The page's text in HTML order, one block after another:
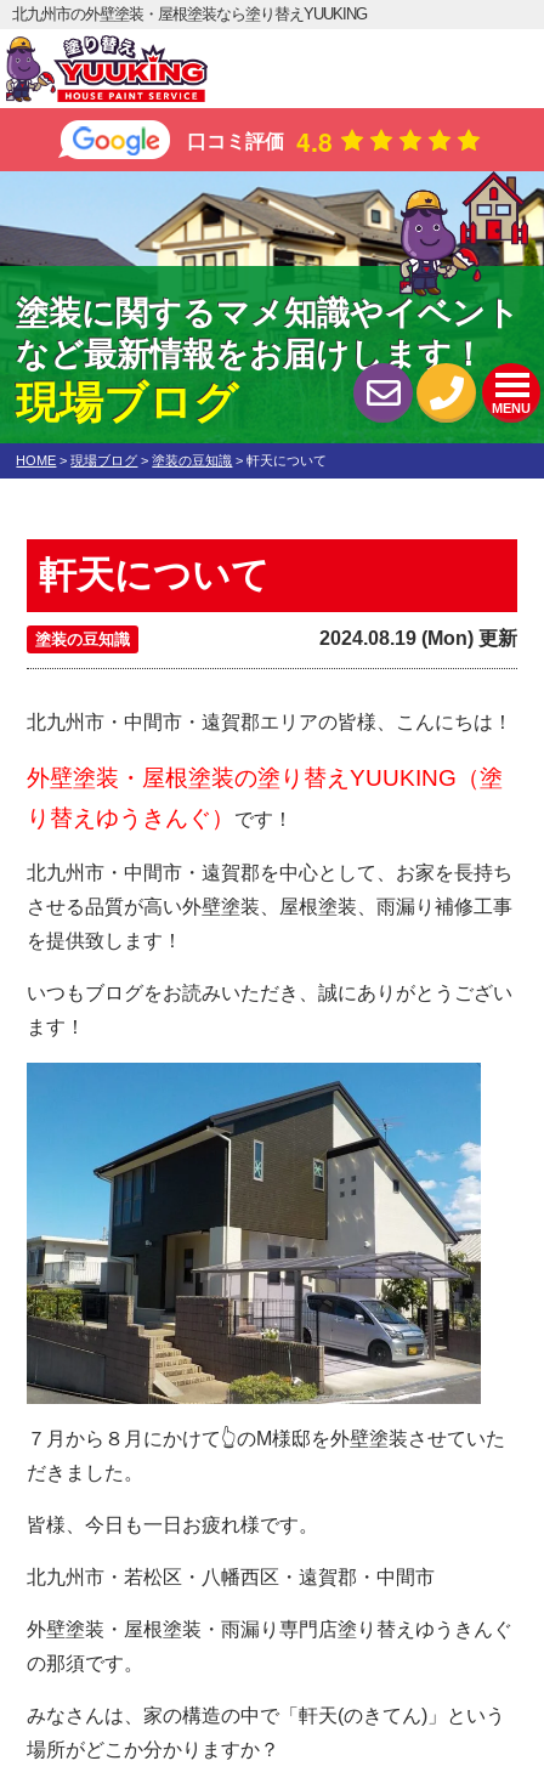
北九州市の外壁塗装・屋根塗装なら塗り替えYUUKING
MENU
口コミ評価 4.8
塗装に関するマメ知識やイベント
など最新情報をお届けします！
現場ブログ
HOME >現場ブログ >塗装の豆知識 >軒天について
軒天について
塗装の豆知識 2024.08.19 (Mon) 更新
北九州市・中間市・遠賀郡エリアの皆様、こんにちは！
外壁塗装・屋根塗装の塗り替えYUUKING（塗
り替えゆうきんぐ）
です！
北九州市・中間市・遠賀郡を中心として、お家を長持ち
させる品質が高い外壁塗装、屋根塗装、雨漏り補修工事
を提供致します！
いつもブログをお読みいただき、誠にありがとうござい
ます！
７月から８月にかけて👆のМ様邸を外壁塗装させていた
だきました。
皆様、今日も一日お疲れ様です。
北九州市・若松区・八幡西区・遠賀郡・中間市
外壁塗装・屋根塗装・雨漏り専門店塗り替えゆうきんぐ
の那須です。
みなさんは、家の構造の中で「軒天(のきてん)」という
場所がどこか分かりますか？